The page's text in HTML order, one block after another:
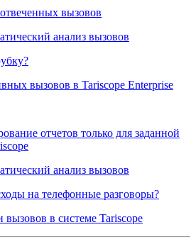
вызовов
анализ вызовов
вызовов в Tariscope Enterprise
отчетов только для заданной
анализ вызовов
на телефонные разговоры?
в системе Tariscope